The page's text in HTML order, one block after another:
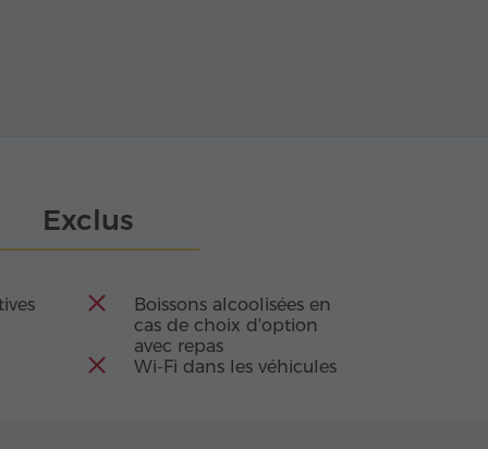
Exclus
Boissons alcoolisées en
cas de choix d'option
avec repas
Wi-Fi dans les véhicules